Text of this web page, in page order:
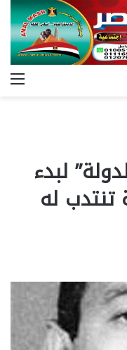
لبدء
تنتدب له